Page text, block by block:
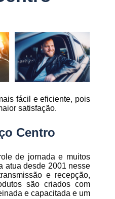
Controle de Frota Belo
de Frota de Caminhões
Manutenção de Frota de
Empresa de
Rastreadores de Veiculos
de Rastreamento por Satélite
Empresa
de Frota Belo Horizonte
de Frota de Caminhões
fácil e eficiente, pois
satisfação.
Centro
de jornada e muitos
atua desde 2001 nesse
e recepção,
são criados com
e capacitada e um